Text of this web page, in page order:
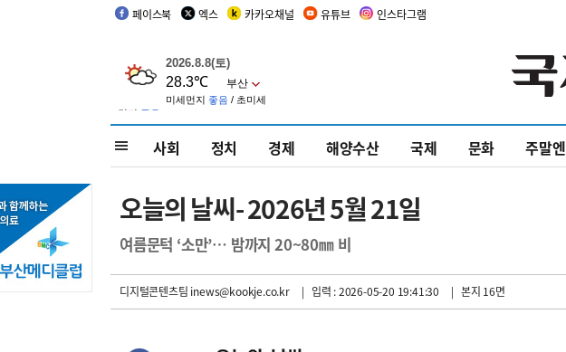
페이스북 엑스 카카오채널 유튜브 인스타그램
사회 정치 경제 해양수산 국제 문화 주말엔
오늘의 날씨- 2026년 5월 21일
여름문턱 ‘소만’… 밤까지 20~80㎜ 비
디지털콘텐츠팀 inews@kookje.co.kr | 입력 : 2026-05-20 19:41:30 | 본지 16면